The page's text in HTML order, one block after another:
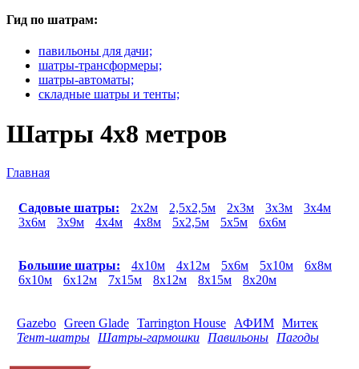
Гид по шатрам:
павильоны для дачи;
шатры-трансформеры;
шатры-автоматы;
складные шатры и тенты;
Шатры 4х8 метров
Главная
Садовые шатры: 2х2м 2,5х2,5м 2х3м 3х3м
3х4м
3х6м
3х9м 4х4м 4х8м 5х2,5м 5х5м 6х6м
Большие шатры: 4x10м 4x12м 5x6м 5x10м
6x8м
6x10м
6x12м 7x15м 8x12м 8x15м 8x20м
Gazebo Green Glade Tarrington House АФИМ Митек
Тент-шатры
Шатры-гармошки Павильоны Пагоды